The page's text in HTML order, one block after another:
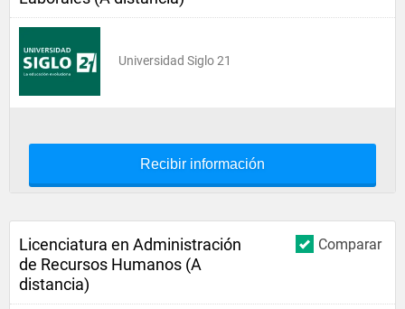
Universidad Siglo 21
Recibir información
Comparar
Licenciatura en Administración
de Recursos Humanos (A
distancia)